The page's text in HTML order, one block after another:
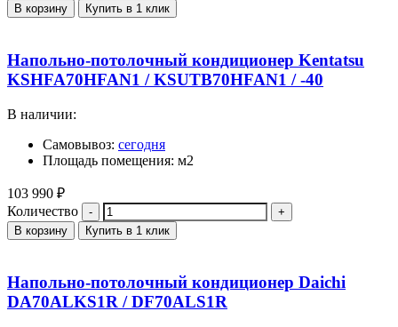
В корзину Купить в 1 клик
Напольно-потолочный кондиционер Kentatsu
KSHFA70HFAN1 / KSUTB70HFAN1 / -40
В наличии:
Самовывоз: сегодня
Площадь помещения: м2
103 990 ₽
Количество
В корзину Купить в 1 клик
Напольно-потолочный кондиционер Daichi
DA70ALKS1R / DF70ALS1R